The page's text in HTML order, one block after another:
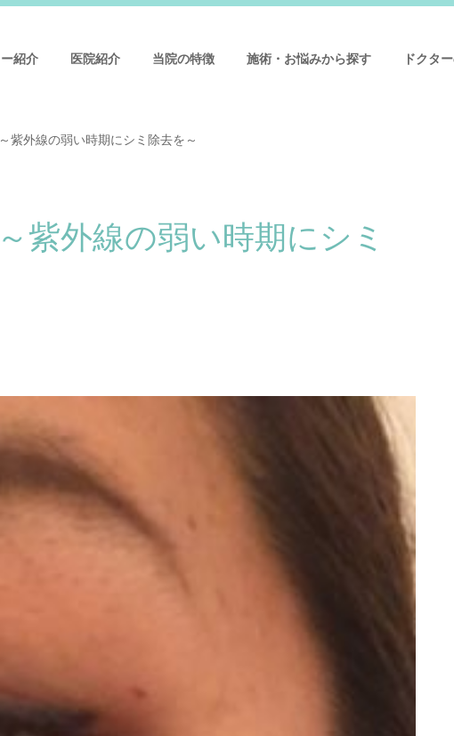
ー紹介 医院紹介 当院の特徴 施術・お悩みから探す ドクタ
外線の弱い時期にシミ除去を～
外線の弱い時期にシミ